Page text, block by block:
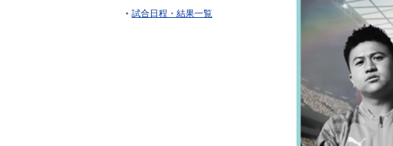
試合日程・結果一覧